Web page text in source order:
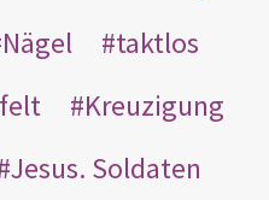
Nägel
taktlos
Kreuzigung
Jesus. Soldaten